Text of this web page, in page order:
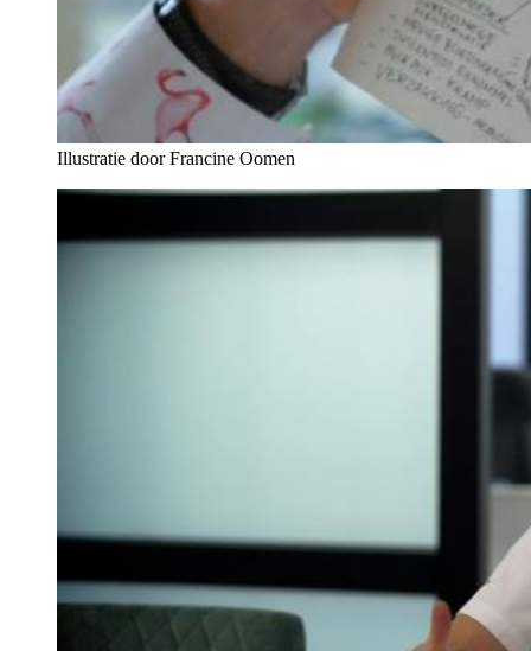
Illustratie door Francine Oomen